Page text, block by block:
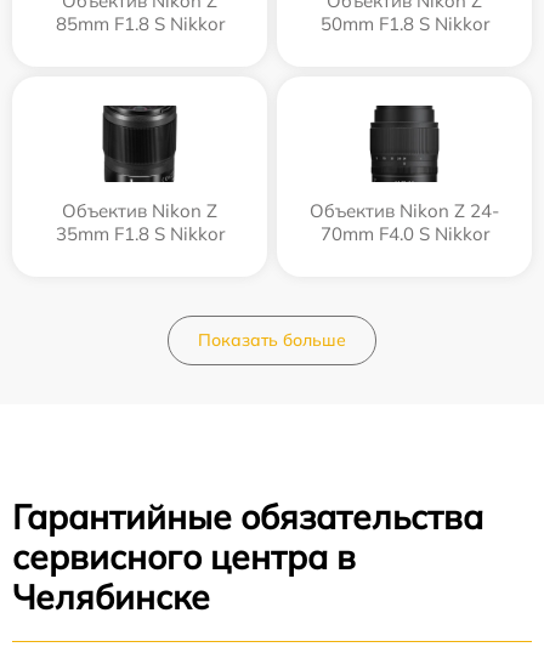
85mm F1.8 S Nikkor
50mm F1.8 S Nikkor
Объектив Nikon Z
35mm F1.8 S Nikkor
Объектив Nikon Z 24-
70mm F4.0 S Nikkor
Показать больше
Гарантийные обязательства
сервисного центра в
Челябинске